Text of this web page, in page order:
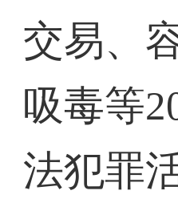
交易、
吸毒等
法犯罪